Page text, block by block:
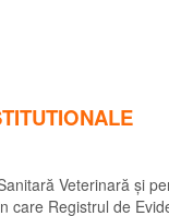
Veterinară și
Registrul de